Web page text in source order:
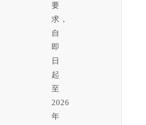
要
求，
自
即
日
起
至
2026
年